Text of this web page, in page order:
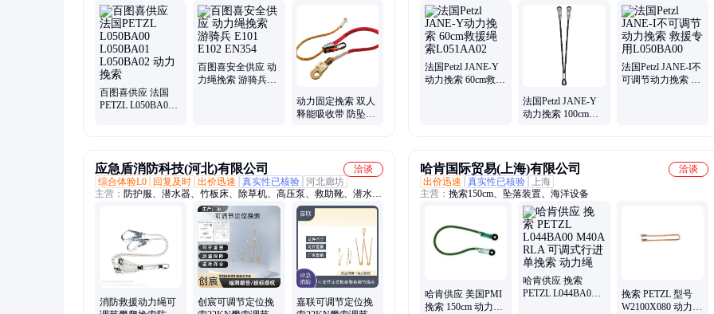
架、自动升降、电动小飞人、电动上升器、不锈钢大滑轮、下降器、
镜像滑轮、复杂地形三脚架、电动收卷装置
百图喜供应 法国
PETZL L050BA00
百图喜安全供应 动
力绳挽索 游骑兵
动力固定挽索 双人
释能吸收带 防坠落
法国Petzl JANE-Y
动力挽索 60cm救援
法国Petzl JANE-Y
动力挽索 100cm攀
法国Petzl JANE-I不
可调节动力挽索 救
应急盾消防科技(河北)有限公司
洽谈
综合体验L0
回复及时 出价迅速 真实性已核验 河北廊坊
主营： 防护服、潜水器、竹板床、除草机、高压泵、救助靴、潜水
灯、灭火鞋、漂流船、剪断机、救生衣、应急灯、照明灯、扁带环、
起重机、救生杆、上升器、救援绳、扁水壶、打草机、消火栓、船用
垫、运输袋、汽油箱、测距仪
消防救援动力绳可
创宸可调节定位挽
嘉联可调节定位挽
哈肯国际贸易(上海)有限公司
洽谈
出价迅速
真实性已核验
上海
主营： 挽索150cm、坠落装置、海洋设备
哈肯供应 美国PMI
挽索 150cm 动力绳
哈肯供应 挽索
PETZL L044BA00
挽索 PETZL 型号
W2100X080 动力绳